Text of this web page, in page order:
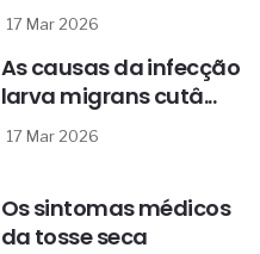
17 Mar 2026
As causas da infecção
larva migrans cutâ...
17 Mar 2026
Os sintomas médicos
da tosse seca